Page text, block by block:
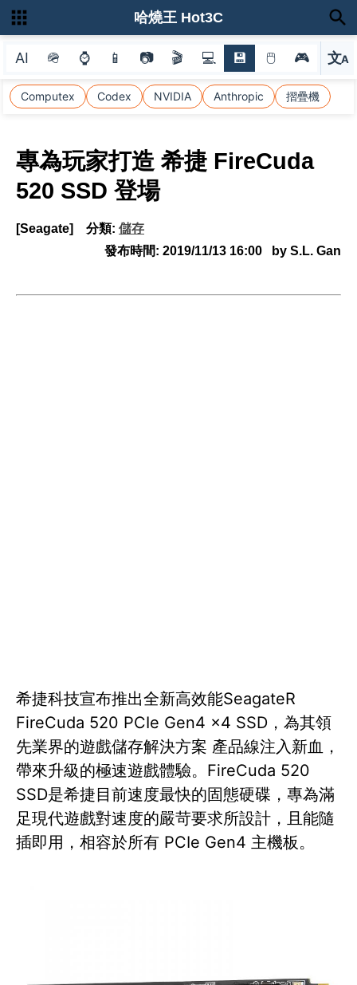
AI 🪖 ⌚ 📱 📷 🎬 💻 💾 🖱 🎮 文A
選
Computex Codex NVIDIA Anthropic 摺疊機
哈燒王 Hot3C
專為玩家打造 希捷 FireCuda
520 SSD 登場
[Seagate] 分類: 儲存
發布時間: 2019/11/13 16:00 by S.L. Gan
希捷科技宣布推出全新高效能SeagateR
FireCuda 520 PCIe Gen4 x4 SSD，為其領
先業界的遊戲儲存解決方案 產品線注入新血，
帶來升級的極速遊戲體驗。FireCuda 520
SSD是希捷目前速度最快的固態硬碟，專為滿
足現代遊戲對速度的嚴苛要求所設計，且能隨
插即用，相容於所有 PCIe Gen4 主機板。